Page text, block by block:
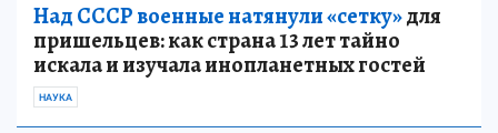
Над СССР военные натянули «сетку»для
пришельцев: как страна 13 лет тайно
искала и изучала инопланетных гостей
НАУКА